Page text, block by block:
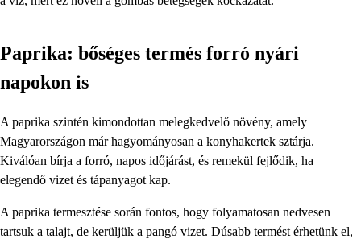
Paprika: bőséges termés forró nyári
napokon is
A paprika szintén kimondottan melegkedvelő növény, amely
Magyarországon már hagyományosan a konyhakertek sztárja.
Kiválóan bírja a forró, napos időjárást, és remekül fejlődik, ha
elegendő vizet és tápanyagot kap.
A paprika termesztése során fontos, hogy folyamatosan nedvesen
tartsuk a talajt, de kerüljük a pangó vizet. Dúsabb termést érhetünk el,